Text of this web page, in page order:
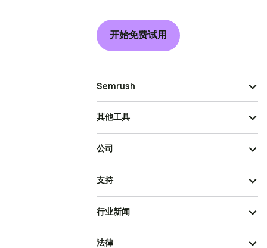
开始免费试用
Semrush
其他工具
公司
支持
行业新闻
法律